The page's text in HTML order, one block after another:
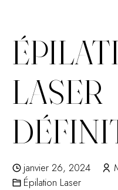
LASER
janvier 26, 2024
Épilation Laser